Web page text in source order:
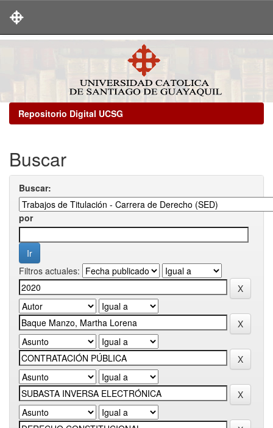
Repositorio Digital UCSG
Buscar
Buscar:
por
Filtros actuales: